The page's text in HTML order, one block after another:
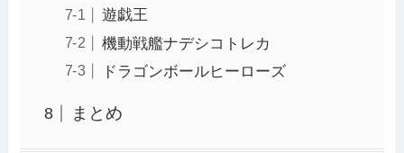
遊戯王
機動戦艦ナデシコトレカ
ドラゴンボールヒーローズ
まとめ